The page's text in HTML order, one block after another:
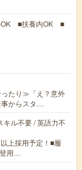
OK ■扶養内OK ■
たり≫「え？意外
事からスタ…
キル不要 / 英語力不
上採用予定！■履
用…